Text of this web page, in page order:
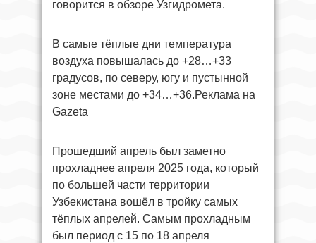
говорится в обзоре Узгидромета.
В самые тёплые дни температура
воздуха повышалась до +28…+33
градусов, по северу, югу и пустынной
зоне местами до +34…+36.Реклама на
Gazeta
Прошедший апрель был заметно
прохладнее апреля 2025 года, который
по большей части территории
Узбекистана вошёл в тройку самых
тёплых апрелей. Самым прохладным
был период с 15 по 18 апреля